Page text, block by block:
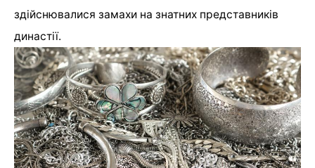
здійснювалися замахи на знатних представників
династії.